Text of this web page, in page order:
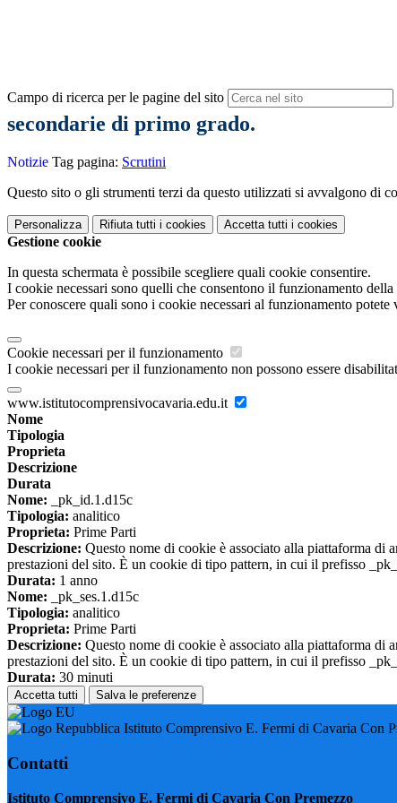
Campo di ricerca per le pagine del sito
secondarie di primo grado.
Notizie Tag pagina: Scrutini
Questo sito o gli strumenti terzi da questo utilizzati si avvalgono di
Personalizza Rifiuta tutti i cookies Accetta tutti i cookies
Gestione cookie
In questa schermata è possibile scegliere quali cookie consentire.
I cookie necessari sono quelli che consentono il funzionamento
Per conoscere quali sono i cookie necessari al funzionamento potete
Cookie necessari per il funzionamento
I cookie necessari per il funzionamento non possono essere
www.istitutocomprensivocavaria.edu.it
Nome
Tipologia
Proprieta
Descrizione
Durata
Nome: _pk_id.1.d15c
Tipologia: analitico
Proprieta: Prime Parti
Descrizione: Questo nome di cookie è associato alla piattaforma
prestazioni del sito. È un cookie di tipo pattern, in cui il prefisso
Durata: 1 anno
Nome: _pk_ses.1.d15c
Tipologia: analitico
Proprieta: Prime Parti
Descrizione: Questo nome di cookie è associato alla piattaforma
prestazioni del sito. È un cookie di tipo pattern, in cui il prefisso
Durata: 30 minuti
Accetta tutti Salva le preferenze
Istituto Comprensivo E. Fermi di Cavaria Con
Contatti
Istituto Comprensivo E. Fermi di Cavaria Con Premezzo